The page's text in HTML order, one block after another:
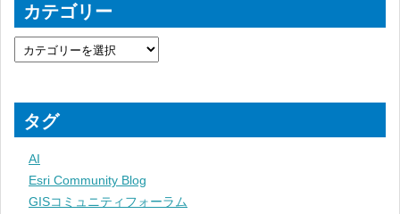
カテゴリー
タグ
AI
Esri Community Blog
GISコミュニティフォーラム